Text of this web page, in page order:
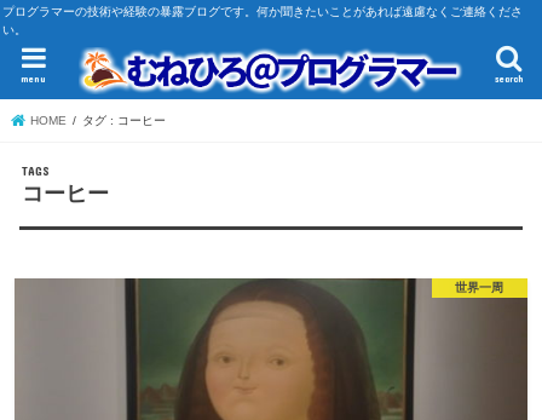
プログラマーの技術や経験の暴露ブログです。何か聞きたいことがあれば遠慮なくご連絡くださ
い。
search
menu
HOME タグ : コーヒー
コーヒー
世界一周